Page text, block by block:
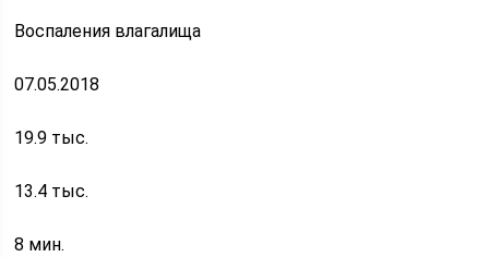
Воспаления влагалища
07.05.2018
19.9 тыс.
13.4 тыс.
8 мин.